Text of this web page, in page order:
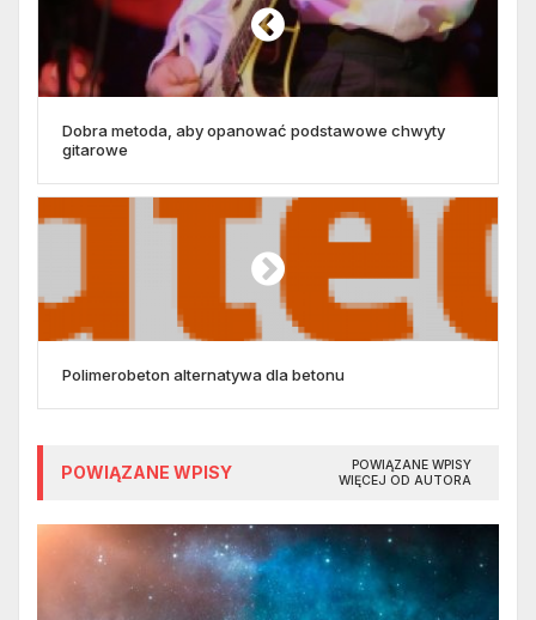
Dobra metoda, aby opanować podstawowe chwyty
gitarowe
Polimerobeton alternatywa dla betonu
POWIĄZANE WPISY
POWIĄZANE WPISY
WIĘCEJ OD AUTORA